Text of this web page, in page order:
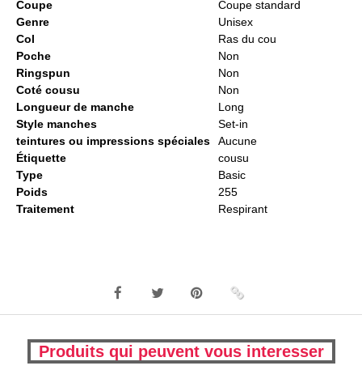
Coupe
Coupe standard
Genre
Unisex
Col
Ras du cou
Poche
Non
Ringspun
Non
Coté cousu
Non
Longueur de manche
Long
Style manches
Set-in
teintures ou impressions spéciales
Aucune
Étiquette
cousu
Type
Basic
Poids
255
Traitement
Respirant
Produits qui peuvent vous interesser